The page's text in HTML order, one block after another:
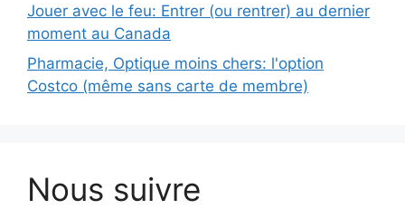
Jouer avec le feu: Entrer (ou rentrer) au dernier
moment au Canada
Pharmacie, Optique moins chers: l'option
Costco (même sans carte de membre)
Nous suivre